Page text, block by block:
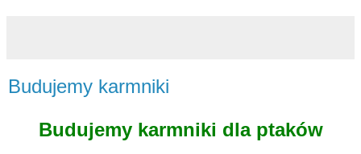
Budujemy karmniki
Budujemy karmniki dla ptaków